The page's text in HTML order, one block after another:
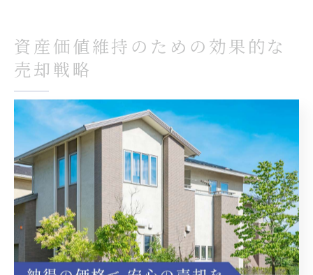
資産価値維持のための効果的な
売却戦略
不動産売却で高値を狙う戦略的な準備法
不動産売却で高値を実現するには、事前準備が非常に重
要です。まず、那須烏山市の地域特性や近隣の取引事例
を調査し、現実的な相場を把握しましょう。現地調査や
専門家への依頼を通じて、物件の状態や権利関係、周辺
環境を詳細に点検することが高値売却への第一歩となり